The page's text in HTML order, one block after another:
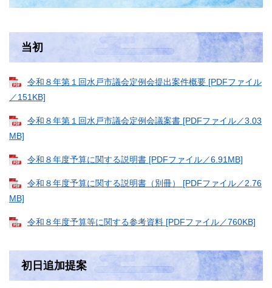
当初
令和８年第１回水戸市議会定例会提出案件概要 [PDFファイル
／151KB]
令和８年第１回水戸市議会定例会議案書 [PDFファイル／3.03
MB]
令和８年度予算に関する説明書 [PDFファイル／6.91MB]
令和８年度予算に関する説明書（別冊） [PDFファイル／2.76
MB]
令和８年度予算等に関する参考資料 [PDFファイル／760KB]
初日追加提案